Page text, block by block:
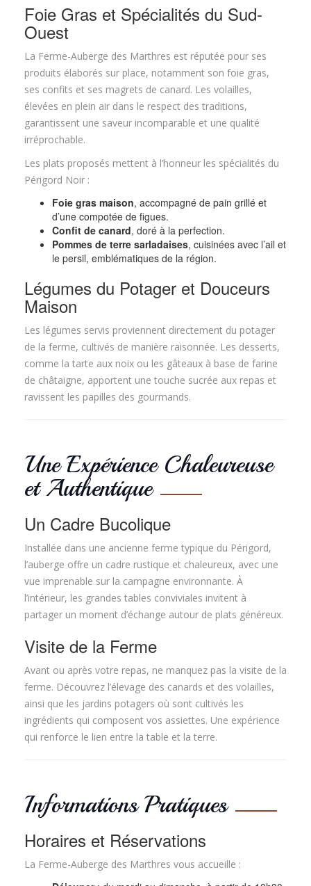
Foie Gras et Spécialités du Sud-
Ouest
La Ferme-Auberge des Marthres est réputée pour ses
produits élaborés sur place, notamment son foie gras,
ses confits et ses magrets de canard. Les volailles,
élevées en plein air dans le respect des traditions,
garantissent une saveur incomparable et une qualité
irréprochable.
Les plats proposés mettent à l’honneur les spécialités du
Périgord Noir :
Foie gras maison, accompagné de pain grillé et
d’une compotée de figues.
Confit de canard, doré à la perfection.
Pommes de terre sarladaises, cuisinées avec l’ail et
le persil, emblématiques de la région.
Légumes du Potager et Douceurs
Maison
Les légumes servis proviennent directement du potager
de la ferme, cultivés de manière raisonnée. Les desserts,
comme la tarte aux noix ou les gâteaux à base de farine
de châtaigne, apportent une touche sucrée aux repas et
ravissent les papilles des gourmands.
Une Expérience Chaleureuse
et Authentique
Un Cadre Bucolique
Installée dans une ancienne ferme typique du Périgord,
l’auberge offre un cadre rustique et chaleureux, avec une
vue imprenable sur la campagne environnante. À
l’intérieur, les grandes tables conviviales invitent à
partager un moment d’échange autour de plats généreux.
Visite de la Ferme
Avant ou après votre repas, ne manquez pas la visite de la
ferme. Découvrez l’élevage des canards et des volailles,
ainsi que les jardins potagers où sont cultivés les
ingrédients qui composent vos assiettes. Une expérience
qui renforce le lien entre la table et la terre.
Informations Pratiques
Horaires et Réservations
La Ferme-Auberge des Marthres vous accueille :